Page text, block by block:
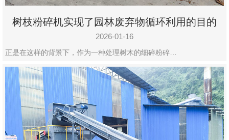
树枝粉碎机实现了园林废弃物循环利用的目的
2026-01-16
正是在这样的背景下，作为一种处理树木的细碎粉碎…